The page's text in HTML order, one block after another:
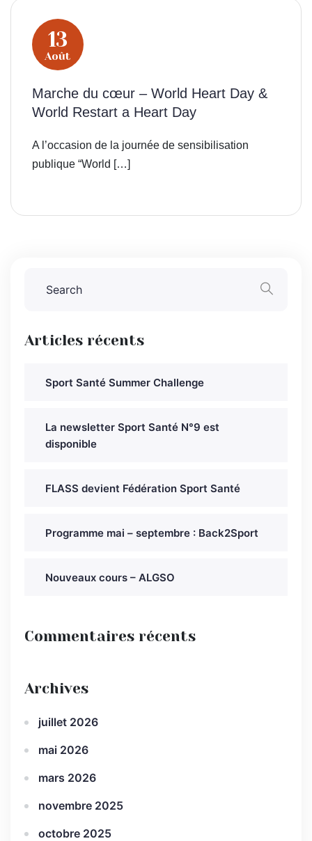
13
Août
Marche du cœur – World Heart Day &
World Restart a Heart Day
A l’occasion de la journée de sensibilisation
publique “World […]
Articles récents
Sport Santé Summer Challenge
La newsletter Sport Santé N°9 est
disponible
FLASS devient Fédération Sport Santé
Programme mai – septembre : Back2Sport
Nouveaux cours – ALGSO
Commentaires récents
Archives
juillet 2026
mai 2026
mars 2026
novembre 2025
octobre 2025